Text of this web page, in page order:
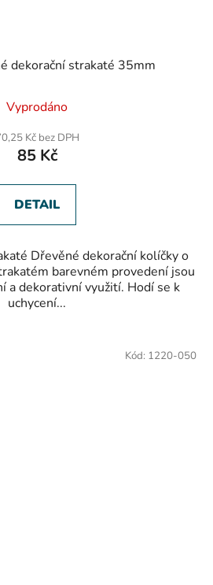
dekorační strakaté 35mm
Vyprodáno
Kč bez DPH
85 Kč
DETAIL
Dřevěné dekorační kolíčky o
barevném provedení jsou
a dekorativní využití. Hodí se k
uchycení...
Kód: 1220-050